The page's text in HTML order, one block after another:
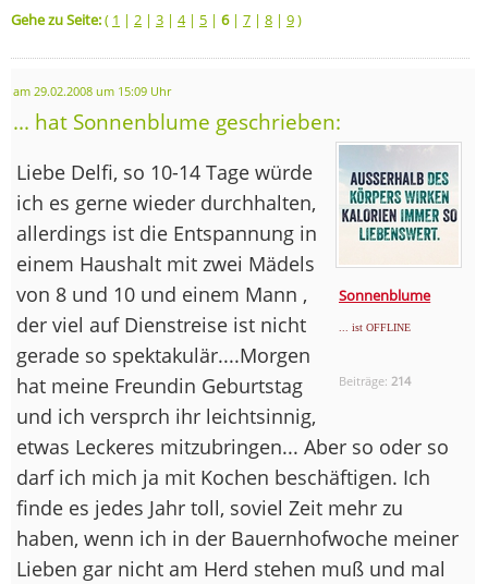
Gehe zu Seite:( 1 | 2 | 3 | 4| 5 | 6| 7 | 8 | 9)
am 29.02.2008 um 15:09 Uhr
... hat Sonnenblume geschrieben:
Sonnenblume
... ist OFFLINE
Beiträge: 214
Liebe Delfi, so 10-14 Tage würde
ich es gerne wieder durchhalten,
allerdings ist die Entspannung in
einem Haushalt mit zwei Mädels
von 8 und 10 und einem Mann ,
der viel auf Dienstreise ist nicht
gerade so spektakulär....Morgen
hat meine Freundin Geburtstag
und ich versprch ihr leichtsinnig,
etwas Leckeres mitzubringen... Aber so oder so
darf ich mich ja mit Kochen beschäftigen. Ich
finde es jedes Jahr toll, soviel Zeit mehr zu
haben, wenn ich in der Bauernhofwoche meiner
Lieben gar nicht am Herd stehen muß und mal